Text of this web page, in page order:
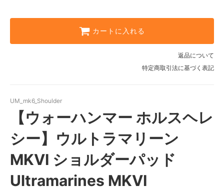
カートに入れる
返品について
特定商取引法に基づく表記
UM_mk6_Shoulder
【ウォーハンマー ホルスヘレ
シー】ウルトラマリーン
MKVI ショルダーパッド
Ultramarines MKVI